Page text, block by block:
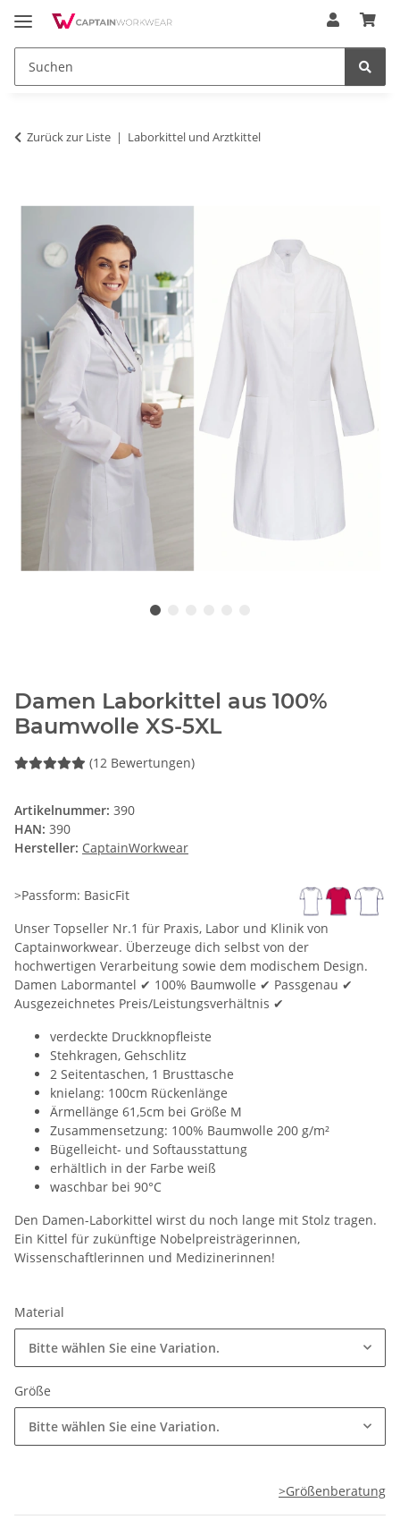
Zurück zur Liste Laborkittel und Arztkittel
Damen Laborkittel aus 100%
Baumwolle XS-5XL
(12 Bewertungen)
Artikelnummer: 390
HAN: 390
Hersteller: CaptainWorkwear
>Passform: BasicFit
Unser Topseller Nr.1 für Praxis, Labor und Klinik von
Captainworkwear. Überzeuge dich selbst von der
hochwertigen Verarbeitung sowie dem modischem Design.
Damen Labormantel ✔ 100% Baumwolle ✔ Passgenau ✔
Ausgezeichnetes Preis/Leistungsverhältnis ✔
verdeckte Druckknopfleiste
Stehkragen, Gehschlitz
2 Seitentaschen, 1 Brusttasche
knielang: 100cm Rückenlänge
Ärmellänge 61,5cm bei Größe M
Zusammensetzung: 100% Baumwolle 200 g/m²
Bügelleicht- und Softausstattung
erhältlich in der Farbe weiß
waschbar bei 90°C
Den Damen-Laborkittel wirst du noch lange mit Stolz tragen.
Ein Kittel für zukünftige Nobelpreisträgerinnen,
Wissenschaftlerinnen und Medizinerinnen!
Material
Bitte wählen Sie eine Variation.
Größe
Bitte wählen Sie eine Variation.
>Größenberatung